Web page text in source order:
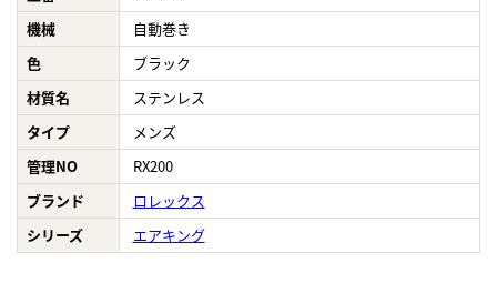
機械
自動巻き
色
ブラック
材質名
ステンレス
タイプ
メンズ
管理NO
RX200
ブランド
ロレックス
シリーズ
エアキング